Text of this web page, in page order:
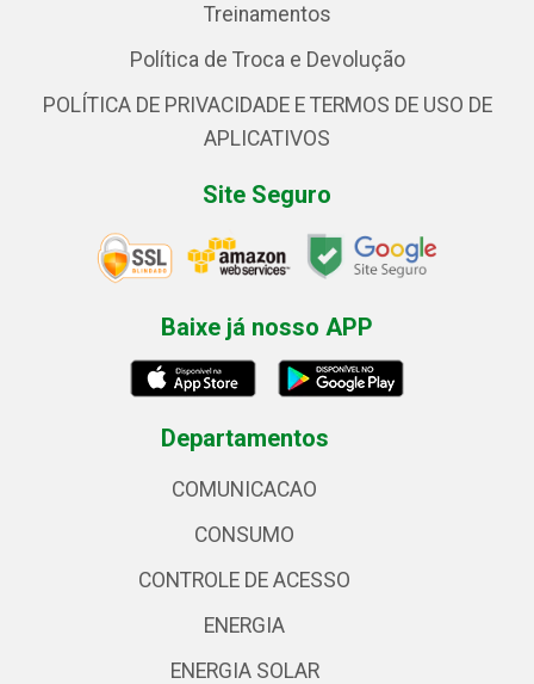
Treinamentos
Política de Troca e Devolução
POLÍTICA DE PRIVACIDADE E TERMOS DE USO DE
APLICATIVOS
Site Seguro
Baixe já nosso APP
Departamentos
COMUNICACAO
CONSUMO
CONTROLE DE ACESSO
ENERGIA
ENERGIA SOLAR